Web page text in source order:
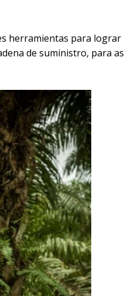
herramientas para
de suministro, para